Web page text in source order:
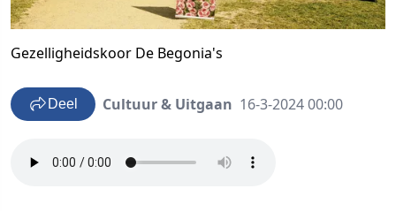
Gezelligheidskoor De Begonia's
Deel Cultuur & Uitgaan 16-3-2024 00:00